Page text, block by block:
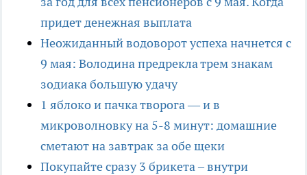
придет денежная выплата
Неожиданный водоворот успеха начнется с
9 мая: Володина предрекла трем знакам
зодиака большую удачу
1 яблоко и пачка творога — и в
микроволновку на 5-8 минут: домашние
сметают на завтрак за обе щеки
Покупайте сразу 3 брикета – внутри